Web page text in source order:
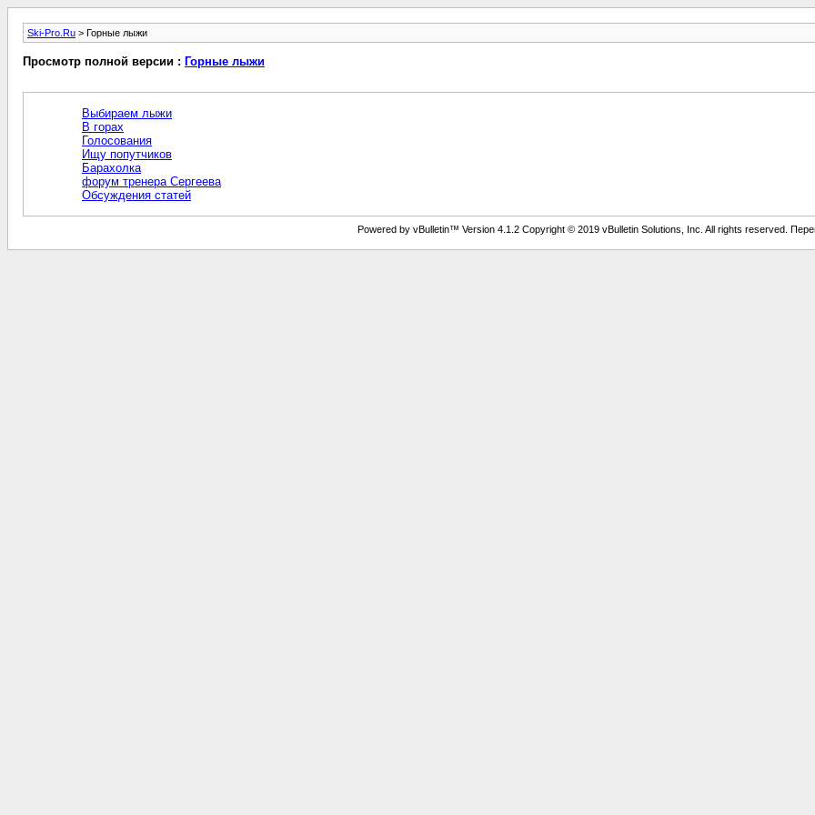
Ski-Pro.Ru > Горные лыжи
Просмотр полной версии : Горные лыжи
Выбираем лыжи
В горах
Голосования
Ищу попутчиков
Барахолка
форум тренера Сергеева
Обсуждения статей
Powered by vBulletin™ Version 4.1.2 Copyright © 2019 vBulletin Solutions, Inc. All rights reserved.